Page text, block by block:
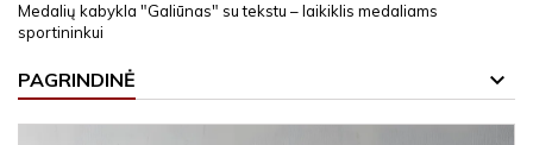
Medalių kabykla "Galiūnas" su tekstu – laikiklis medaliams
sportininkui
PAGRINDINĖ